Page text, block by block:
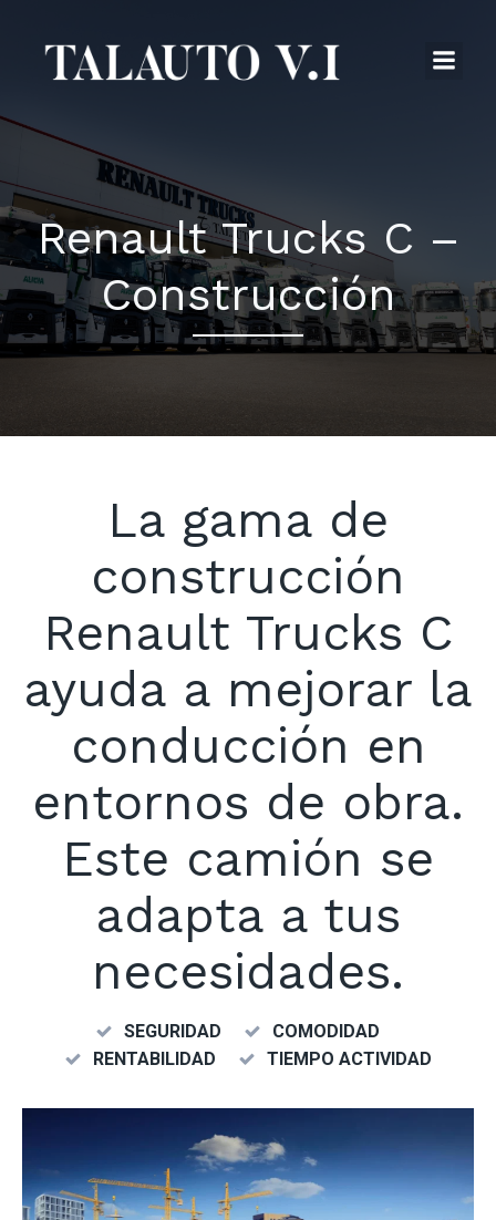
contenido
Renault Trucks C –
Construcción
La gama de
construcción
Renault Trucks C
ayuda a mejorar la
conducción en
entornos de obra.
Este camión se
adapta a tus
necesidades.
SEGURIDAD
COMODIDAD
RENTABILIDAD
TIEMPO ACTIVIDAD